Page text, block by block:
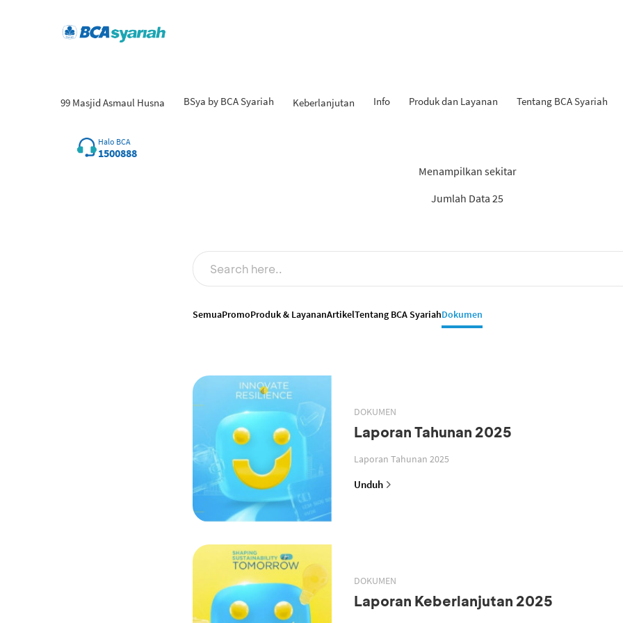
99 Masjid Asmaul Husna BSya by BCA Syariah Keberlanjutan Info Produk dan Layanan Tentang BCA Syariah
Halo BCA
1500888
Menampilkan sekitar
Jumlah Data 25
SemuaPromoProduk & LayananArtikelTentang BCA SyariahDokumen
DOKUMEN
Laporan Tahunan 2025
Laporan Tahunan 2025
Unduh
DOKUMEN
Laporan Keberlanjutan 2025